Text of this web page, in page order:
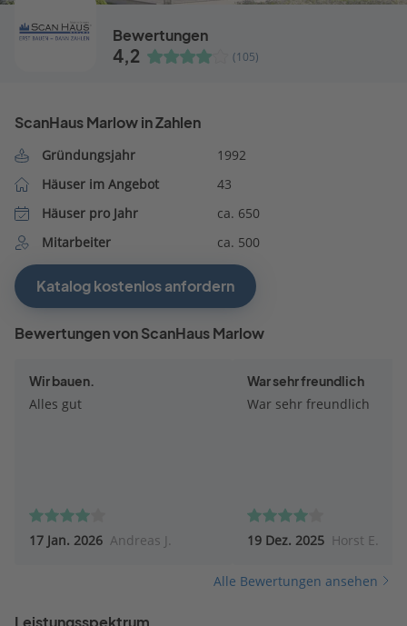
Bewertungen
4,2 (105)
ScanHaus Marlow in Zahlen
Gründungsjahr
1992
Häuser im Angebot
43
Häuser pro Jahr
ca. 650
Mitarbeiter
ca. 500
Katalog kostenlos anfordern
Bewertungen von ScanHaus Marlow
Wir bauen.
Alles gut
17 Jan. 2026 Andreas J.
War sehr freundlich
War sehr freundlich
19 Dez. 2025 Horst E.
Alle Bewertungen ansehen
Leistungsspektrum